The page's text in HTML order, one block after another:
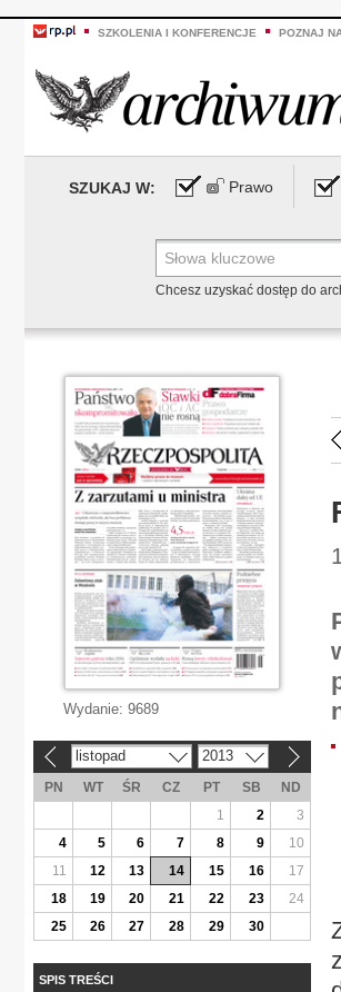
SZKOLENIA I KONFERENCJE POZNAJ
SZUKAJ W: Prawo
Chcesz uzyskać dostęp do
Wydanie: 9689
listopad 2013
PN WT ŚR CZ PT SB
ND
1
2
3
4
5 6 7 8 9
10
11
12 13 14 15 16
17
18
19 20 21 22 23
24
25
26 27 28 29 30
SPIS TREŚCI